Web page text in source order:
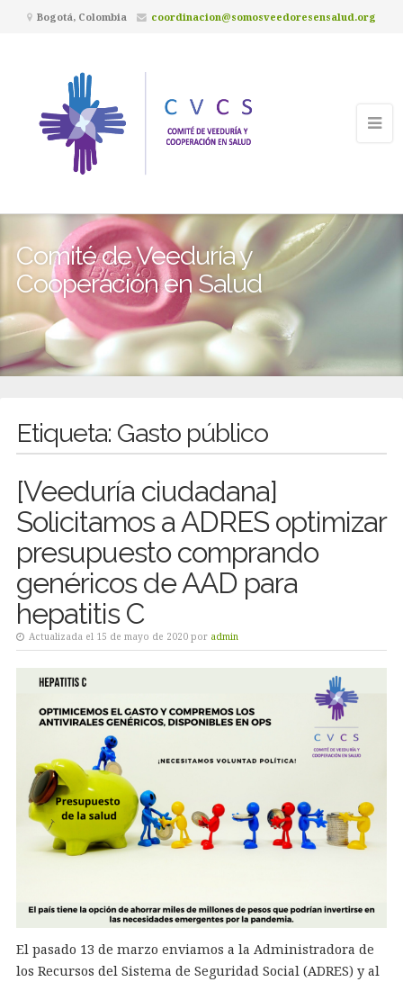
Bogotá, Colombia coordinacion@somosveedoresensalud.org
Comité de Veeduría y
Cooperación en Salud
Etiqueta: Gasto público
[Veeduría ciudadana]
Solicitamos a ADRES optimizar
presupuesto comprando
genéricos de AAD para
hepatitis C
Actualizada el 15 de mayo de 2020 por admin
El pasado 13 de marzo enviamos a la Administradora de
los Recursos del Sistema de Seguridad Social (ADRES) y al